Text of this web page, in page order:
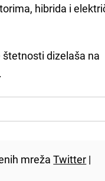
hibrida i
dizelaša na
mrežaTwitter |